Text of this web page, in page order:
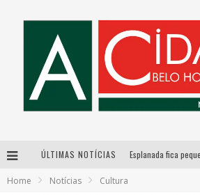
ÚLTIMAS NOTÍCIAS
Home Notícias Cultura